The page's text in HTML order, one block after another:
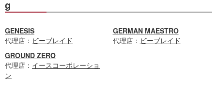
g
GENESIS
代理店： ビーブレイド
GERMAN MAESTRO
代理店： ビーブレイド
GROUND ZERO
代理店： イースコーポレーショ
ン